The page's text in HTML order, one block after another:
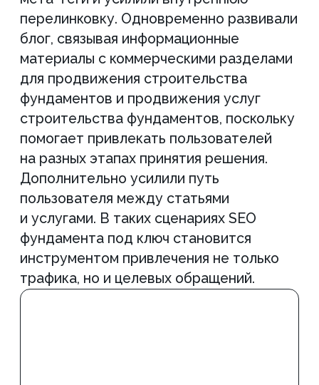
специалистов
Всегда на связи, оперативно
ответит на любые вопросы о
проекте
Менеджер проекта
Составит стратегию,
семантику, проведет
конкурентов и
фоне других
SEO-специалист
Хотитетакие же